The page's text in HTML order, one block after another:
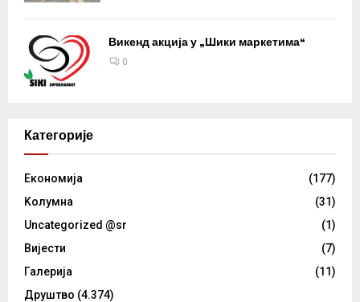
Викенд акција у „Шики маркетима“
0
Категорије
Eкономија
(177)
Kолумнa
(31)
Uncategorized @sr
(1)
Вијести
(7)
Галерија
(11)
Друштво (4.374)